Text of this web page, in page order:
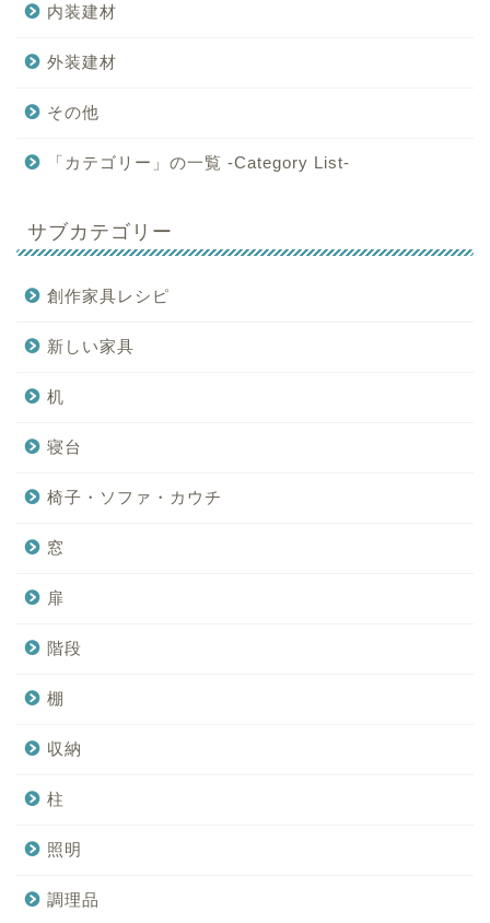
内装建材
外装建材
その他
「カテゴリー」の一覧 -Category List-
サブカテゴリー
創作家具レシピ
新しい家具
机
寝台
椅子・ソファ・カウチ
窓
扉
階段
棚
収納
柱
照明
調理品